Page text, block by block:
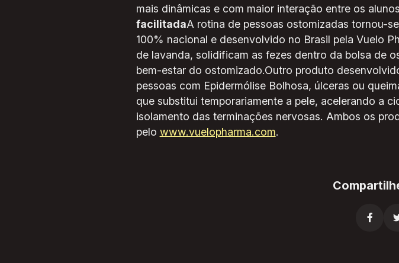
mais dinâmicas e com maior interação entre os
facilitadaA rotina de pessoas ostomizadas tornou-
100% nacional e desenvolvido no Brasil pela Vuelo
de lavanda, solidificam as fezes dentro da bolsa de
bem-estar do ostomizado.Outro produto
pessoas com Epidermólise Bolhosa, úlceras ou
que substitui temporariamente a pele, acelerando a
isolamento das terminações nervosas. Ambos os
pelo www.vuelopharma.com.
